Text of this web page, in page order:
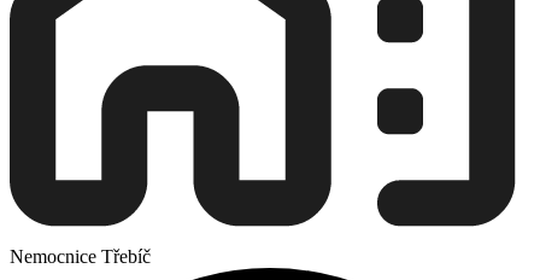
Nemocnice Třebíč